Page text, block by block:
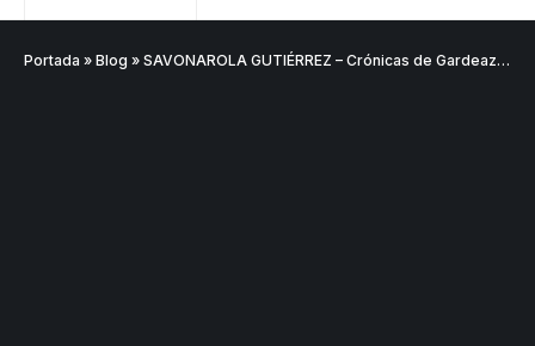
Portada » Blog » SAVONAROLA GUTIÉRREZ – Crónicas de Gardeazábal